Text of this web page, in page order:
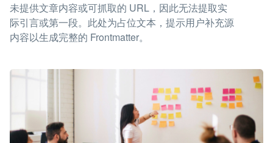
未提供文章内容或可抓取的 URL，因此无法提取实
际引言或第一段。此处为占位文本，提示用户补充源
内容以生成完整的 Frontmatter。